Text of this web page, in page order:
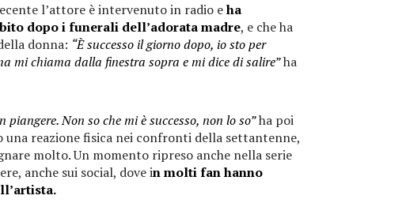
l’attore è intervenuto in radio eha
dopo i funerali dell’adorata madre, e che ha
donna: “È successo il giorno dopo, io sto per
mi chiama dalla finestra sopra e mi dice di salire”ha
Non so che mi è successo, non lo so”ha poi
una reazione fisica nei confronti della settantenne,
molto. Un momento ripreso anche nella serie
anche sui social, dove in molti fan hanno